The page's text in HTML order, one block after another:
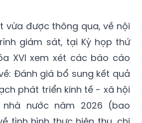
vừa được thông qua, về nội
giám sát, tại Kỳ họp thứ
XVI xem xét các báo cáo
Đánh giá bổ sung kết quả
phát triển kinh tế - xã hội
nước năm 2026 (bao